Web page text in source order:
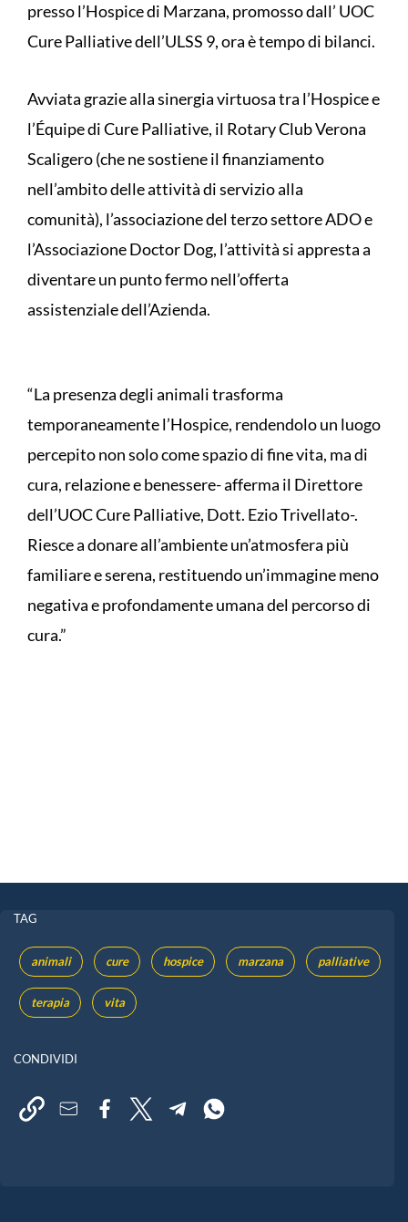
presso l’Hospice di Marzana, promosso dall’ UOC
Cure Palliative dell’ULSS 9, ora è tempo di bilanci.
Avviata grazie alla sinergia virtuosa tra l’Hospice e
l’Équipe di Cure Palliative, il Rotary Club Verona
Scaligero (che ne sostiene il finanziamento
nell’ambito delle attività di servizio alla
comunità), l’associazione del terzo settore ADO e
l’Associazione Doctor Dog, l’attività si appresta a
diventare un punto fermo nell’offerta
assistenziale dell’Azienda.
“La presenza degli animali trasforma
temporaneamente l’Hospice, rendendolo un luogo
percepito non solo come spazio di fine vita, ma di
cura, relazione e benessere- afferma il Direttore
dell’UOC Cure Palliative, Dott. Ezio Trivellato-.
Riesce a donare all’ambiente un’atmosfera più
familiare e serena, restituendo un’immagine meno
negativa e profondamente umana del percorso di
cura.”
TAG
animali cure hospice marzana palliative
terapia vita
CONDIVIDI